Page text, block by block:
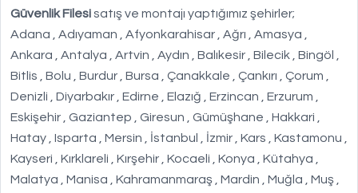
Güvenlik Filesisatış ve montajı yaptığımız şehirler;
Adana , Adıyaman , Afyonkarahisar , Ağrı , Amasya ,
Ankara , Antalya , Artvin , Aydın , Balıkesir , Bilecik , Bingöl ,
Bitlis , Bolu , Burdur , Bursa , Çanakkale , Çankırı , Çorum ,
Denizli , Diyarbakır , Edirne , Elazığ , Erzincan , Erzurum ,
Eskişehir , Gaziantep , Giresun , Gümüşhane , Hakkari ,
Hatay , Isparta , Mersin , İstanbul , İzmir , Kars , Kastamonu ,
Kayseri , Kırklareli , Kırşehir , Kocaeli , Konya , Kütahya ,
Malatya , Manisa , Kahramanmaraş , Mardin , Muğla , Muş ,